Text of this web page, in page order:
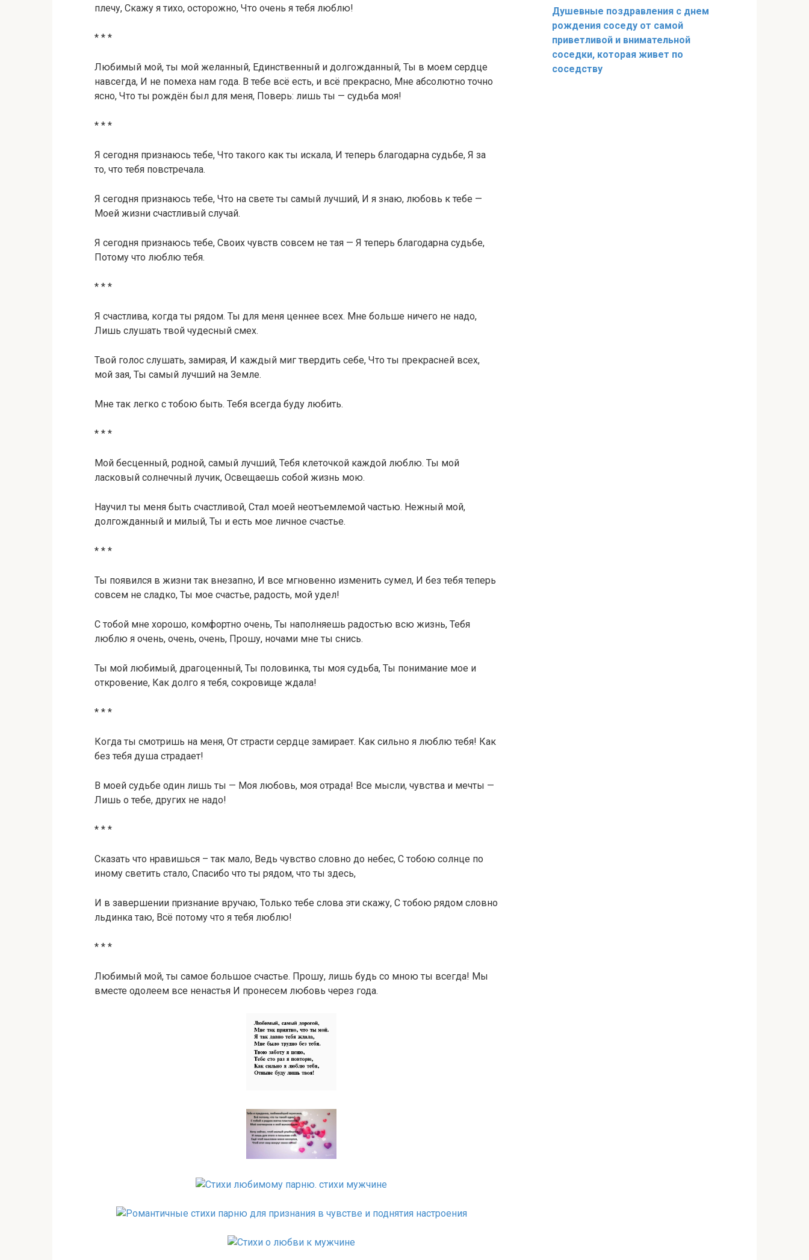
плечу, Скажу я тихо, осторожно, Что очень я тебя люблю!
* * *
Любимый мой, ты мой желанный, Единственный и долгожданный, Ты в моем сердце
навсегда, И не помеха нам года. В тебе всё есть, и всё прекрасно, Мне абсолютно точно
ясно, Что ты рождён был для меня, Поверь: лишь ты — судьба моя!
* * *
Я сегодня признаюсь тебе, Что такого как ты искала, И теперь благодарна судьбе, Я за
то, что тебя повстречала.
Я сегодня признаюсь тебе, Что на свете ты самый лучший, И я знаю, любовь к тебе —
Моей жизни счастливый случай.
Я сегодня признаюсь тебе, Своих чувств совсем не тая — Я теперь благодарна судьбе,
Потому что люблю тебя.
* * *
Я счастлива, когда ты рядом. Ты для меня ценнее всех. Мне больше ничего не надо,
Лишь слушать твой чудесный смех.
Твой голос слушать, замирая, И каждый миг твердить себе, Что ты прекрасней всех,
мой зая, Ты самый лучший на Земле.
Мне так легко с тобою быть. Тебя всегда буду любить.
* * *
Мой бесценный, родной, самый лучший, Тебя клеточкой каждой люблю. Ты мой
ласковый солнечный лучик, Освещаешь собой жизнь мою.
Научил ты меня быть счастливой, Стал моей неотъемлемой частью. Нежный мой,
долгожданный и милый, Ты и есть мое личное счастье.
* * *
Ты появился в жизни так внезапно, И все мгновенно изменить сумел, И без тебя теперь
совсем не сладко, Ты мое счастье, радость, мой удел!
С тобой мне хорошо, комфортно очень, Ты наполняешь радостью всю жизнь, Тебя
люблю я очень, очень, очень, Прошу, ночами мне ты снись.
Ты мой любимый, драгоценный, Ты половинка, ты моя судьба, Ты понимание мое и
откровение, Как долго я тебя, сокровище ждала!
* * *
Когда ты смотришь на меня, От страсти сердце замирает. Как сильно я люблю тебя! Как
без тебя душа страдает!
В моей судьбе один лишь ты — Моя любовь, моя отрада! Все мысли, чувства и мечты —
Лишь о тебе, других не надо!
* * *
Сказать что нравишься – так мало, Ведь чувство словно до небес, С тобою солнце по
иному светить стало, Спасибо что ты рядом, что ты здесь,
И в завершении признание вручаю, Только тебе слова эти скажу, С тобою рядом словно
льдинка таю, Всё потому что я тебя люблю!
* * *
Любимый мой, ты самое большое счастье. Прошу, лишь будь со мною ты всегда! Мы
вместе одолеем все ненастья И пронесем любовь через года.
Душевные поздравления с днем
рождения соседу от самой
приветливой и внимательной
соседки, которая живет по
соседству